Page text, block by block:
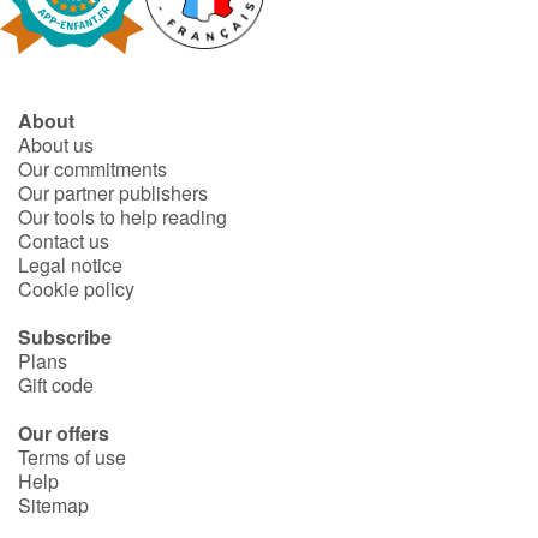
Fable, myth, literature and poetry
Ogres, monsters and witches
Heroines and Heroes
Ecology, nature, seasons
The animals
Travel, epic, investigation, adventure
Around the world
Learning
About
About us
Our commitments
Our partner publishers
Our tools to help reading
Contact us
Legal notice
Cookie policy
Subscribe
Plans
Gift code
Our offers
Terms of use
Help
Sitemap